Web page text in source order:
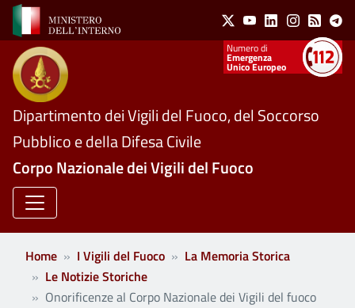
Salta al contenuto principale Social Menu
X YoutubeLinkedinInstagram
Feed
Numeri utili
Emergenza
Unico Europeo
Dipartimento dei Vigili del Fuoco, del Soccorso
Pubblico e della Difesa Civile
Corpo Nazionale dei Vigili del Fuoco
Home I Vigili del Fuoco
La Memoria Storica
Le Notizie Storiche
Onorificenze al Corpo Nazionale dei Vigili del fuoco